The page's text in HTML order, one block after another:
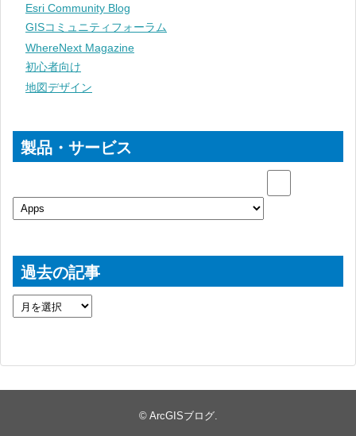
Esri Community Blog
GISコミュニティフォーラム
WhereNext Magazine
初心者向け
地図デザイン
製品・サービス
過去の記事
© ArcGISブログ.